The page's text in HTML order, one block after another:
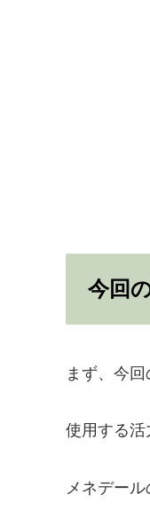
今回
まず、今
使用する活
メネデー